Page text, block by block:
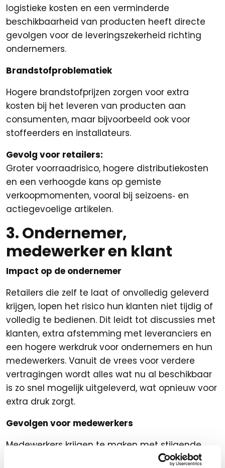
logistieke kosten en een verminderde
beschikbaarheid van producten heeft directe
gevolgen voor de leveringszekerheid richting
ondernemers.
Brandstofproblematiek
Hogere brandstofprijzen zorgen voor extra
kosten bij het leveren van producten aan
consumenten, maar bijvoorbeeld ook voor
stoffeerders en installateurs.
Gevolg voor retailers:
Groter voorraadrisico, hogere distributiekosten
en een verhoogde kans op gemiste
verkoopmomenten, vooral bij seizoens‑ en
actiegevoelige artikelen.
3. Ondernemer,
medewerker en klant
Impact op de ondernemer
Retailers die zelf te laat of onvolledig geleverd
krijgen, lopen het risico hun klanten niet tijdig of
volledig te bedienen. Dit leidt tot discussies met
klanten, extra afstemming met leveranciers en
een hogere werkdruk voor ondernemers en hun
medewerkers. Vanuit de vrees voor verdere
vertragingen wordt alles wat nu al beschikbaar
is zo snel mogelijk uitgeleverd, wat opnieuw voor
extra druk zorgt.
Gevolgen voor medewerkers
Medewerkers krijgen te maken met stijgende
reiskosten door hogere brandstofprijzen en